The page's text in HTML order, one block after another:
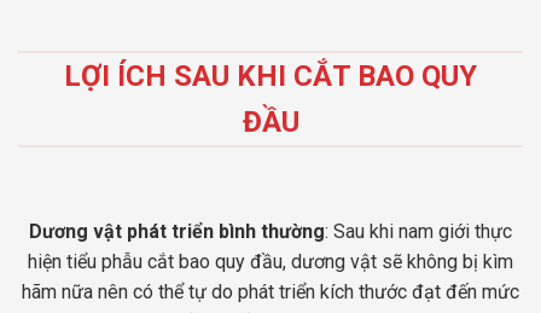
LỢI ÍCH SAU KHI CẮT BAO QUY
ĐẦU
Dương vật phát triển bình thường: Sau khi nam giới thực
hiện tiểu phẫu cắt bao quy đầu, dương vật sẽ không bị kìm
hãm nữa nên có thể tự do phát triển kích thước đạt đến mức